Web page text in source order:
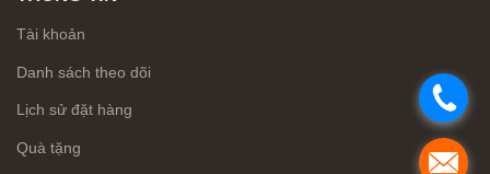
Tài khoản
Danh sách theo dõi
Lịch sử đặt hàng
Quà tặng
.
.